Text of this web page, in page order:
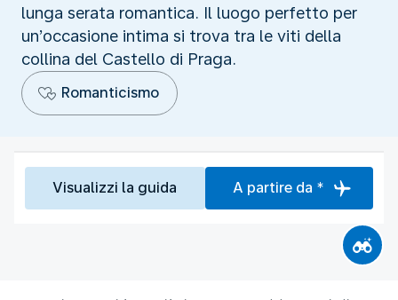
lunga serata romantica. Il luogo perfetto per
un’occasione intima si trova tra le viti della
collina del Castello di Praga.
Romanticismo
Visualizzi la guida A partire da *